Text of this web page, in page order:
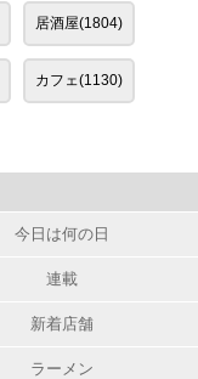
居酒屋(1804)
カフェ(1130)
今日は何の日
連載
新着店舗
ラーメン